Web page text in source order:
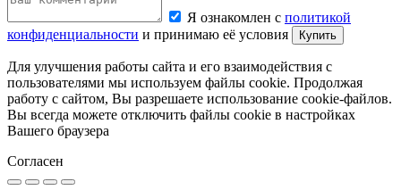
Я ознакомлен с политикой
конфиденциальности и принимаю её условия Купить
Для улучшения работы сайта и его взаимодействия с
пользователями мы используем файлы cookie. Продолжая
работу с сайтом, Вы разрешаете использование cookie-файлов.
Вы всегда можете отключить файлы cookie в настройках
Вашего браузера
Согласен